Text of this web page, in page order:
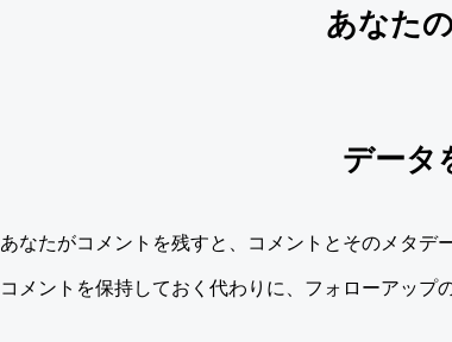
あなた
データ
あなたがコメントを残すと、コメントとそのメタデ
コメントを保持しておく代わりに、フォローアップ